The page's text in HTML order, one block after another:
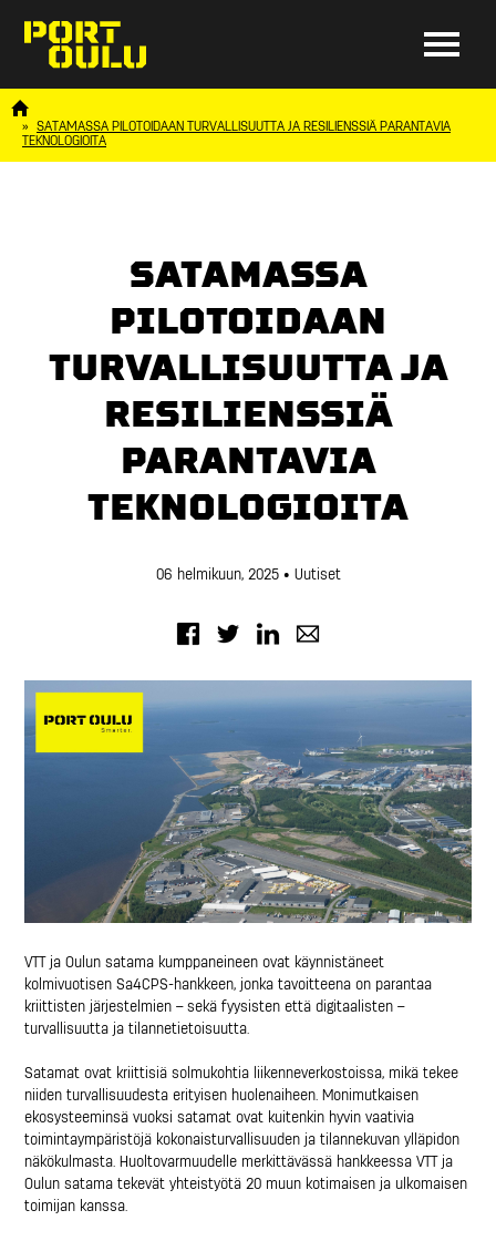
SATAMASSA PILOTOIDAAN TURVALLISUUTTA JA RESILIENSSIÄ PARANTAVIA
TEKNOLOGIOITA
SATAMASSA
PILOTOIDAAN
TURVALLISUUTTA JA
RESILIENSSIÄ
PARANTAVIA
TEKNOLOGIOITA
06 helmikuun, 2025• Uutiset
VTT ja Oulun satama kumppaneineen ovat käynnistäneet
kolmivuotisen Sa4CPS-hankkeen, jonka tavoitteena on parantaa
kriittisten järjestelmien – sekä fyysisten että digitaalisten –
turvallisuutta ja tilannetietoisuutta.
Satamat ovat kriittisiä solmukohtia liikenneverkostoissa, mikä tekee
niiden turvallisuudesta erityisen huolenaiheen. Monimutkaisen
ekosysteeminsä vuoksi satamat ovat kuitenkin hyvin vaativia
toimintaympäristöjä kokonaisturvallisuuden ja tilannekuvan ylläpidon
näkökulmasta. Huoltovarmuudelle merkittävässä hankkeessa VTT ja
Oulun satama tekevät yhteistyötä 20 muun kotimaisen ja ulkomaisen
toimijan kanssa.